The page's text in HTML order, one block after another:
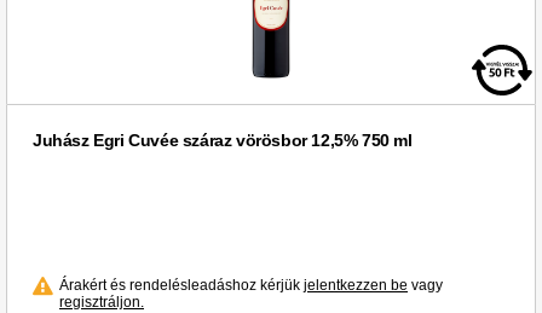
Juhász Egri Cuvée száraz vörösbor 12,5% 750 ml
Árakért és rendelésleadáshoz kérjük jelentkezzen be vagy
regisztráljon.